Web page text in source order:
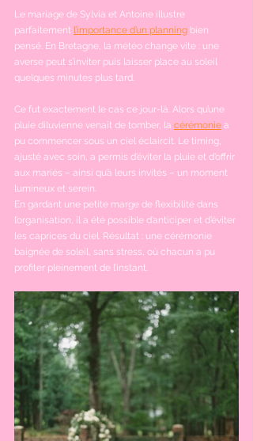
Le mariage de Sylvia et Antoine illustre
parfaitement l’importance d’un planning bien
pensé. En Bretagne, la météo change vite : une
averse peut s’inviter puis laisser place au soleil
quelques minutes plus tard.
Ce fut exactement le cas ce jour-là. Alors qu’une
pluie diluvienne venait de tomber, la cérémonie a
pu commencer sous un ciel éclaircit. Le timing,
ajusté avec soin, a permis d’éviter la pluie et d’offrir
aux mariés – ainsi qu’à leurs invités – un moment
lumineux et serein.
En gardant une petite marge de flexibilité dans
l’organisation, il a été possible d’anticiper et d’éviter
les caprices du ciel. Résultat : une cérémonie
baignée de soleil, sans stress, où chacun a pu
profiter pleinement de l’instant.